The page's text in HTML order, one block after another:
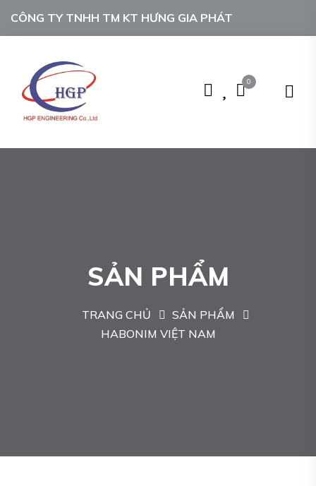
CÔNG TY TNHH TM KT HƯNG GIA PHÁT
0
SẢN PHẨM
TRANG CHỦ
SẢN PHẨM
HABONIM VIỆT NAM